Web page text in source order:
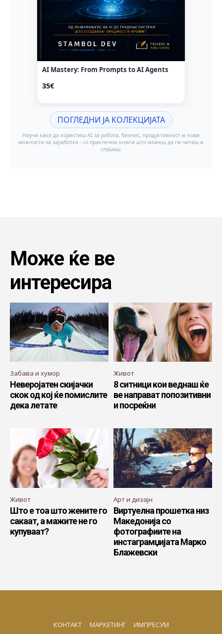
Може ќе ве
интересира
Забава и хумор
Неверојатен скијачки
скок од кој ќе помислите
дека летате
Живот
8 ситници кои веднаш ќе
ве направат попозитивни
и посреќни
Живот
Што е тоа што жените го
сакаат, а мажите не го
купуваат?
Арт и дизајн
Виртуелна прошетка низ
Македонија со
фотографиите на
инстаграмџијата Марко
Блажевски
КОНТАКТ МАРКЕТИНГ ИМПРЕСУМ